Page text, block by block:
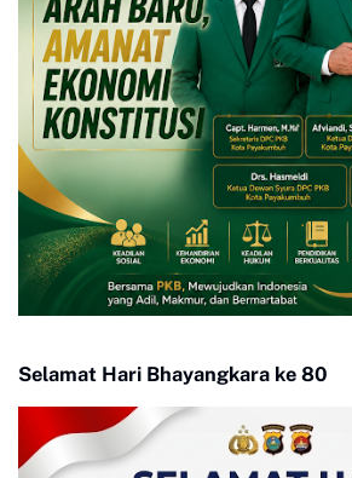
Selamat Hari Bhayangkara ke 80